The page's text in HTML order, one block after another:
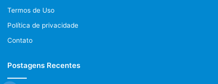
tiroteio no rio de janeiro
violência no rio de janeiro
Termos de Uso
Política de privacidade
Contato
Postagens Recentes